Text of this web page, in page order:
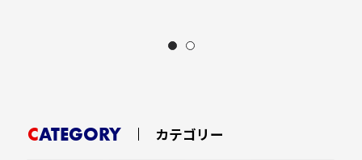
CATEGORY カテゴリー